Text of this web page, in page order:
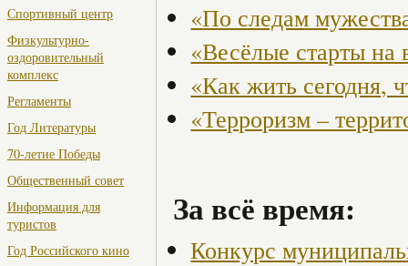
Спортивный центр
Физкультурно-
оздоровительный
комплекс
Регламенты
Год Литературы
70-летие Победы
Общественный совет
Информация для
туристов
Год Российского кино
«По следам
«Весёлые старты на
«Как жить сегодня,
«Терроризм –
За всё время:
Конкурс